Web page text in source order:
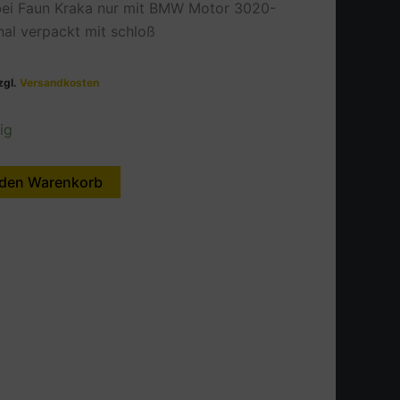
Faun Kraka nur mit BMW Motor 3020-
verpackt mit schloß
Versandkosten
Warenkorb